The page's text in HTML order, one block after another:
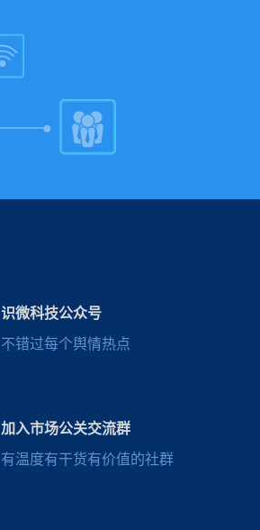
识微科技公众号
不错过每个舆情热点
加入市场公关交流群
有温度有干货有价值的社群